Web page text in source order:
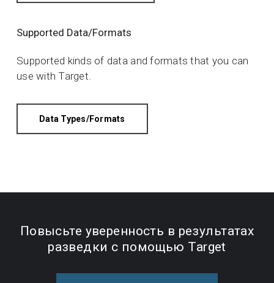
Supported Data/Formats
Supported kinds of data and formats that you can
use with Target.
Data Types/Formats
Повысьте уверенность в результатах
разведки с помощью Target